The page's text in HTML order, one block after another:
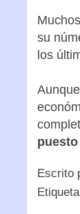
su
los
Escrito